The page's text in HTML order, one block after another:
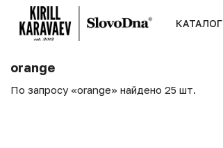
КАТАЛОГ
orange
По запросу «orange» найдено 25 шт.